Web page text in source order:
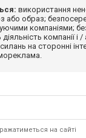
використання
або образ;
компаніями;
компанії і /
на сторонні
на сайті